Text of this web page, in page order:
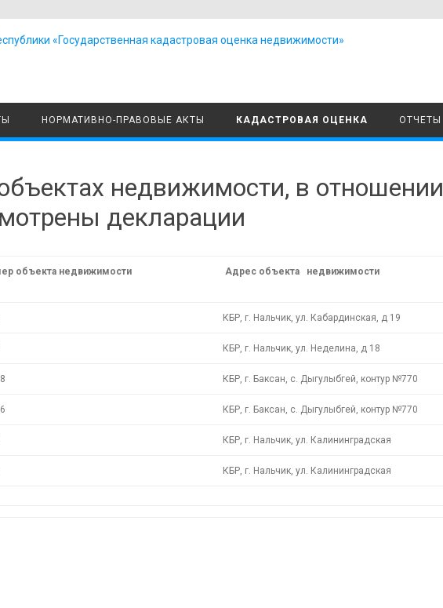
Skip to content
НОРМАТИВНО-ПРАВОВЫЕ АКТЫ КАДАСТРОВАЯ ОЦЕНКА ОТЧЕТЫ
недвижимости, в отношении
декларации
объекта недвижимости Адрес объекта недвижимости
КБР, г. Нальчик, ул. Кабардинская, д 19
КБР, г. Нальчик, ул. Неделина, д 18
КБР, г. Баксан, с. Дыгулыбгей, контур №770
КБР, г. Баксан, с. Дыгулыбгей, контур №770
КБР, г. Нальчик, ул. Калининградская
КБР, г. Нальчик, ул. Калининградская